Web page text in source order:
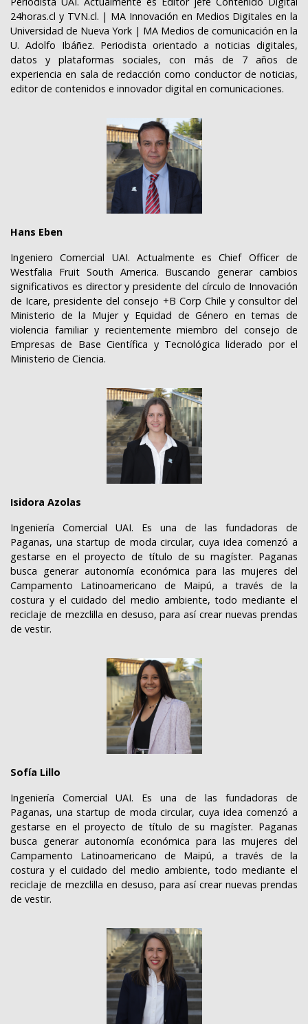
24horas.cl y TVN.cl. | MA Innovación en Medios Digitales en la
Universidad de Nueva York | MA Medios de comunicación en la
U. Adolfo Ibáñez. Periodista orientado a noticias digitales,
datos y plataformas sociales, con más de 7 años de
experiencia en sala de redacción como conductor de noticias,
editor de contenidos e innovador digital en comunicaciones.
Hans Eben
Ingeniero Comercial UAI. Actualmente es Chief Officer de
Westfalia Fruit South America. Buscando generar cambios
significativos es director y presidente del círculo de Innovación
de Icare, presidente del consejo +B Corp Chile y consultor del
Ministerio de la Mujer y Equidad de Género en temas de
violencia familiar y recientemente miembro del consejo de
Empresas de Base Científica y Tecnológica liderado por el
Ministerio de Ciencia.
Isidora Azolas
Ingeniería Comercial UAI. Es una de las fundadoras de
Paganas, una startup de moda circular, cuya idea comenzó a
gestarse en el proyecto de título de su magíster. Paganas
busca generar autonomía económica para las mujeres del
Campamento Latinoamericano de Maipú, a través de la
costura y el cuidado del medio ambiente, todo mediante el
reciclaje de mezclilla en desuso, para así crear nuevas prendas
de vestir.
Sofía Lillo
Ingeniería Comercial UAI. Es una de las fundadoras de
Paganas, una startup de moda circular, cuya idea comenzó a
gestarse en el proyecto de título de su magíster. Paganas
busca generar autonomía económica para las mujeres del
Campamento Latinoamericano de Maipú, a través de la
costura y el cuidado del medio ambiente, todo mediante el
reciclaje de mezclilla en desuso, para así crear nuevas prendas
de vestir.